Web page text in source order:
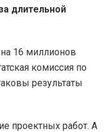
длительной
16 миллионов
комиссия по
результаты
проектных работ. А